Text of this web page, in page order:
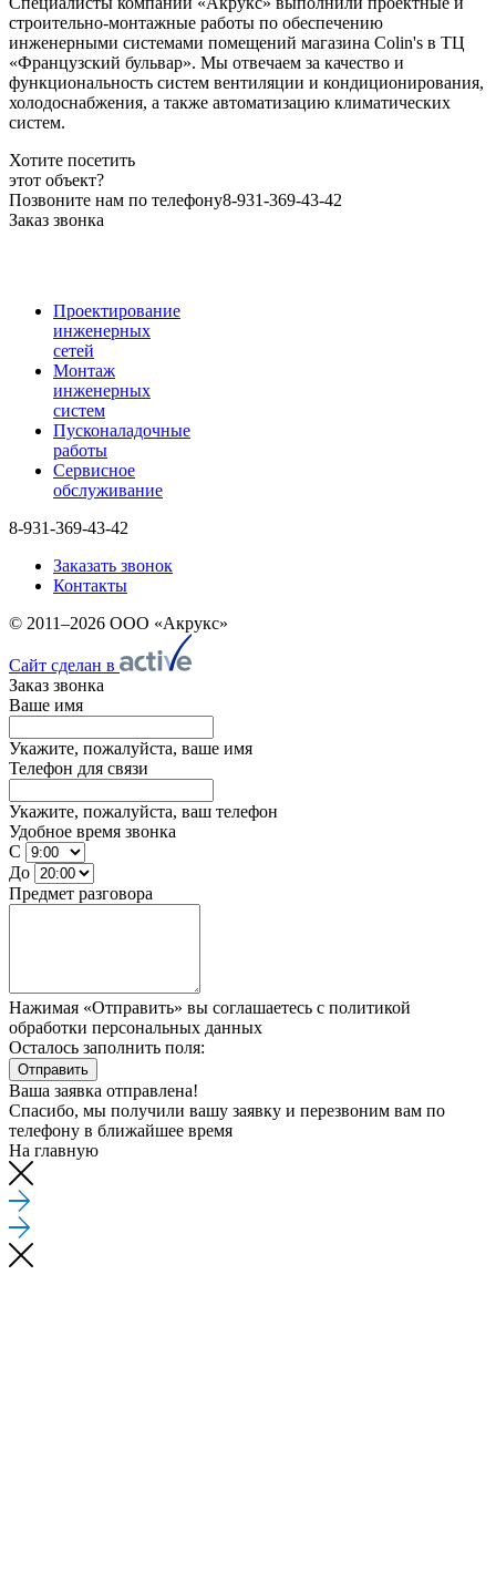
строительно-монтажные работы по обеспечению
инженерными системами помещений магазина Colin's в ТЦ
«Французский бульвар». Мы отвечаем за качество и
функциональность систем вентиляции и кондиционирования,
холодоснабжения, а также автоматизацию климатических
систем.
Хотите посетить
этот объект?
Позвоните нам по телефону8-931-369-43-42
Заказ звонка
Проектирование
инженерных
сетей
Монтаж
инженерных
систем
Пусконаладочные
работы
Сервисное
обслуживание
8-931-369-43-42
Заказать звонок
Контакты
© 2011–2026 ООО «Акрукс»
Сайт сделан в
Заказ звонка
Ваше имя
Укажите, пожалуйста, ваше имя
Телефон для связи
Укажите, пожалуйста, ваш телефон
Удобное время звонка
С
До
Предмет разговора
Нажимая «Отправить» вы соглашаетесь с политикой
обработки персональных данных
Осталось заполнить поля:
Отправить
Ваша заявка отправлена!
Спасибо, мы получили вашу заявку и перезвоним вам по
телефону в ближайшее время
На главную